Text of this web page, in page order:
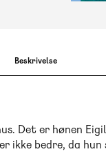
Beskrivelse
Det er hønen
ikke bedre, da hun